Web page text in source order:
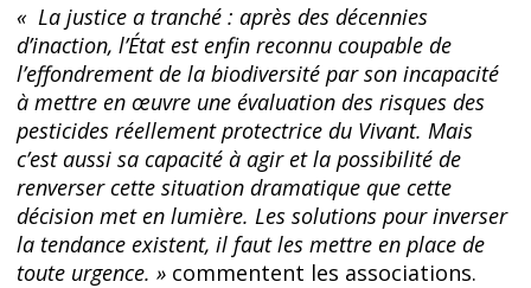
« La justice a tranché : après des décennies
d’inaction, l’État est enfin reconnu coupable de
l’effondrement de la biodiversité par son incapacité
à mettre en œuvre une évaluation des risques des
pesticides réellement protectrice du Vivant. Mais
c’est aussi sa capacité à agir et la possibilité de
renverser cette situation dramatique que cette
décision met en lumière. Les solutions pour inverser
la tendance existent, il faut les mettre en place de
toute urgence. » commentent les associations.